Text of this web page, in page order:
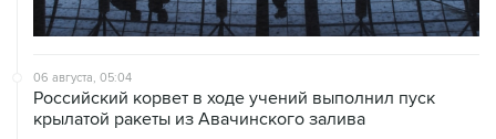
06 августа, 05:04
крылатой ракеты из Авачинского залива
06 августа, 03:13